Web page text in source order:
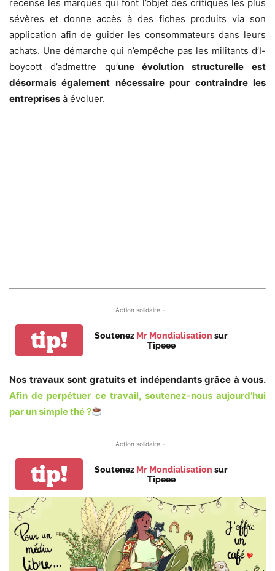
recense les marques qui font l’objet des critiques les plus
sévères et donne accès à des fiches produits via son
application afin de guider les consommateurs dans leurs
achats. Une démarche qui n’empêche pas les militants d’I-
boycott d’admettre qu’une évolution structurelle est
désormais également nécessaire pour contraindre les
entreprises à évoluer.
- Action solidaire -
tip! Soutenez Mr Mondialisation sur
Tipeee
Nos travaux sont gratuits et indépendants grâce à vous.
Afin de perpétuer ce travail, soutenez-nous aujourd’hui
par un simple thé ?
- Action solidaire -
tip! Soutenez Mr Mondialisation sur
Tipeee